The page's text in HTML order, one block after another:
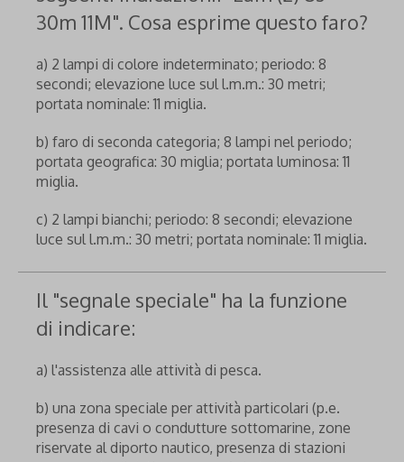
30m 11M". Cosa esprime questo faro?
a) 2 lampi di colore indeterminato; periodo: 8
secondi; elevazione luce sul l.m.m.: 30 metri;
portata nominale: 11 miglia.
b) faro di seconda categoria; 8 lampi nel periodo;
portata geografica: 30 miglia; portata luminosa: 11
miglia.
c) 2 lampi bianchi; periodo: 8 secondi; elevazione
luce sul l.m.m.: 30 metri; portata nominale: 11 miglia.
Il "segnale speciale" ha la funzione
di indicare:
a) l'assistenza alle attività di pesca.
b) una zona speciale per attività particolari (p.e.
presenza di cavi o condutture sottomarine, zone
riservate al diporto nautico, presenza di stazioni